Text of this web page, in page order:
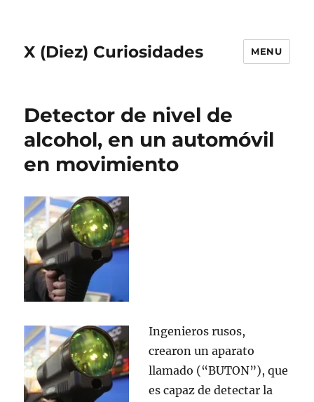
X (Diez) Curiosidades MENU
Detector de nivel de
alcohol, en un automóvil
en movimiento
Ingenieros rusos,
crearon un aparato
llamado (“BUTON”), que
es capaz de detectar la